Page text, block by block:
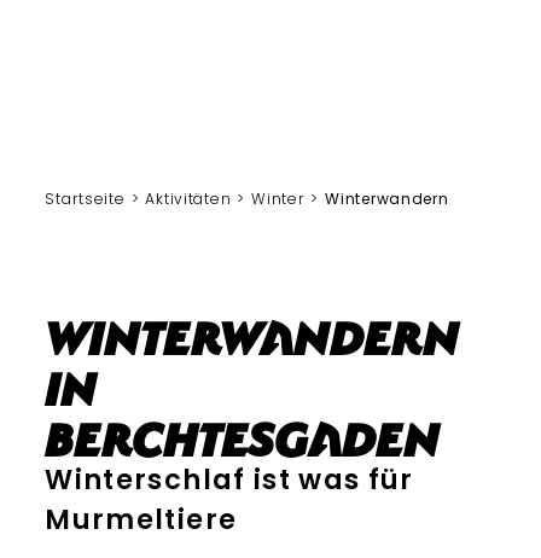
Startseite Aktivitäten Winter Winterwandern
Winterwandern
in
Berchtesgaden
Winterschlaf ist was für
Murmeltiere